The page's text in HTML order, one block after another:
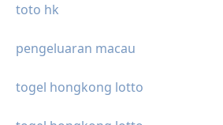
toto hk
pengeluaran macau
togel hongkong lotto